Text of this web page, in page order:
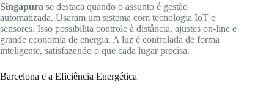
Singapura se destaca quando o assunto é gestão
automatizada. Usaram um sistema com tecnologia IoT e
sensores. Isso possibilita controle à distância, ajustes on-line e
grande economia de energia. A luz é controlada de forma
inteligente, satisfazendo o que cada lugar precisa.
Barcelona e a Eficiência Energética